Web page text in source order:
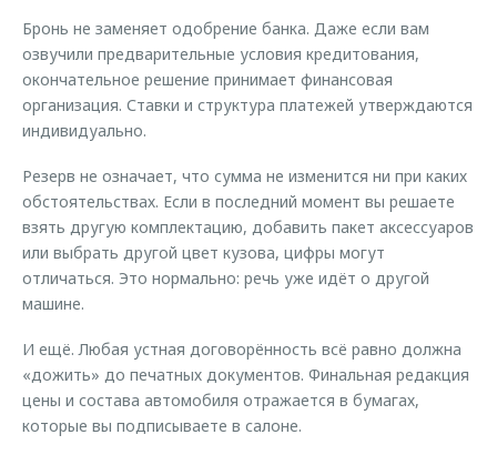
Бронь не заменяет одобрение банка. Даже если вам
озвучили предварительные условия кредитования,
окончательное решение принимает финансовая
организация. Ставки и структура платежей утверждаются
индивидуально.
Резерв не означает, что сумма не изменится ни при каких
обстоятельствах. Если в последний момент вы решаете
взять другую комплектацию, добавить пакет аксессуаров
или выбрать другой цвет кузова, цифры могут
отличаться. Это нормально: речь уже идёт о другой
машине.
И ещё. Любая устная договорённость всё равно должна
«дожить» до печатных документов. Финальная редакция
цены и состава автомобиля отражается в бумагах,
которые вы подписываете в салоне.